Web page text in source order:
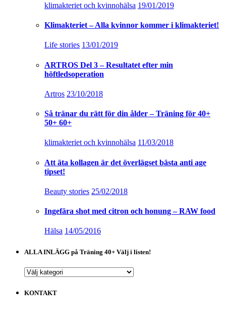
klimakteriet och kvinnohälsa 19/01/2019
Klimakteriet – Alla kvinnor kommer i klimakteriet!
Life stories 13/01/2019
ARTROS Del 3 – Resultatet efter min
höftledsoperation
Artros 23/10/2018
Så tränar du rätt för din ålder – Träning för 40+
50+ 60+
klimakteriet och kvinnohälsa 11/03/2018
Att äta kollagen är det överlägset bästa anti age
tipset!
Beauty stories 25/02/2018
Ingefära shot med citron och honung – RAW food
Hälsa 14/05/2016
ALLA INLÄGG på Träning 40+ Välj i listen!
ALLA
på
KONTAKT